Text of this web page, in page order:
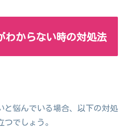
わからない時の対処法
と悩んでいる場合、以下の対処
でしょう。